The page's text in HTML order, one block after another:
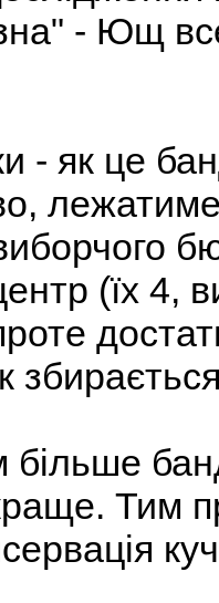
- Ющ
- як це
(їх 4,
Тим